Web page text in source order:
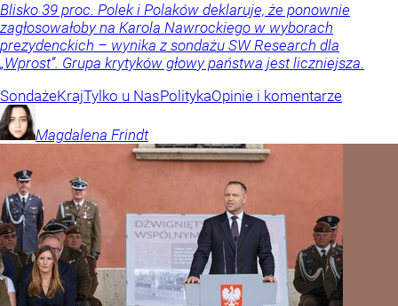
Blisko 39 proc. Polek i Polaków deklaruje, że ponownie
zagłosowałoby na Karola Nawrockiego w wyborach
prezydenckich – wynika z sondażu SW Research dla
„Wprost”. Grupa krytyków głowy państwa jest liczniejsza.
SondażeKrajTylko u NasPolitykaOpinie i komentarze
Magdalena Frindt